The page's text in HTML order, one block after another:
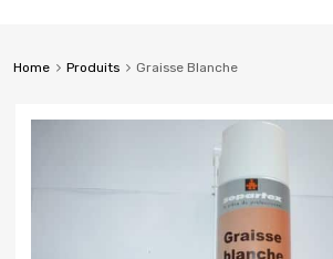
Home Produits Graisse Blanche